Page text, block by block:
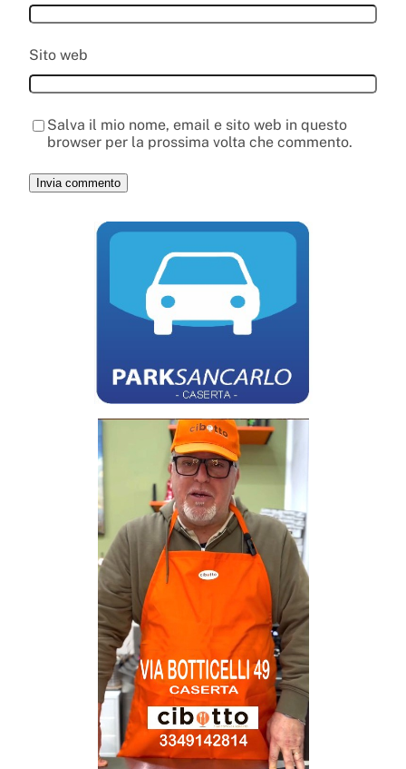
Sito web
Salva il mio nome, email e sito web in questo
browser per la prossima volta che commento.